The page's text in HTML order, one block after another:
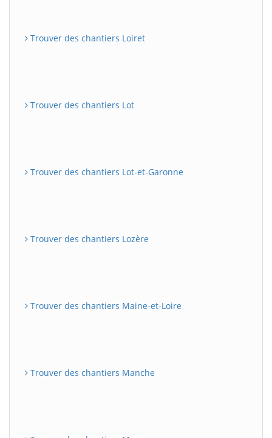
Trouver des chantiers Loiret
Trouver des chantiers Lot
Trouver des chantiers Lot-et-Garonne
Trouver des chantiers Lozère
Trouver des chantiers Maine-et-Loire
Trouver des chantiers Manche